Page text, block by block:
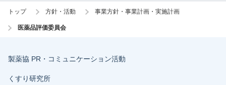
トップ 方針・活動 事業方針・事業計画・実施計画
医薬品評価委員会
製薬協 PR・コミュニケーション活動
くすり研究所